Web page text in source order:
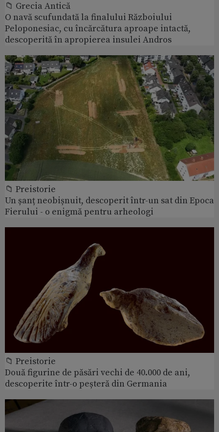
📁 Grecia Antică
O navă scufundată la finalului Războiului
Peloponesiac, cu încărcătura aproape intactă,
descoperită în apropierea insulei Andros
📁 Preistorie
Un șanț neobișnuit, descoperit într-un sat din Epoca
Fierului - o enigmă pentru arheologi
📁 Preistorie
Două figurine de păsări vechi de 40.000 de ani,
descoperite într-o peșteră din Germania